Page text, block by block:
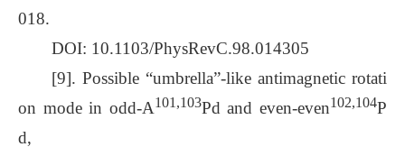
018.
DOI: 10.1103/PhysRevC.98.014305
[9]. Possible “umbrella”-like antimagnetic rotati
on mode in odd-A101,103Pd and even-even102,104P
d,